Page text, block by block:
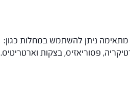
מתאימה ניתן להשתמש במחלות כגון:
פסוריאזיס, בצקות וארטריטיס.